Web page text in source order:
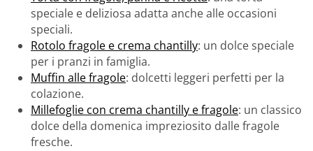
speciale e deliziosa adatta anche alle occasioni
speciali.
Rotolo fragole e crema chantilly: un dolce speciale
per i pranzi in famiglia.
Muffin alle fragole: dolcetti leggeri perfetti per la
colazione.
Millefoglie con crema chantilly e fragole: un classico
dolce della domenica impreziosito dalle fragole
fresche.